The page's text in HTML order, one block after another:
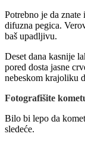
Potrebno je da
difuzna pegica.
baš upadljivu.
Deset dana kasnije
pored dosta jasne
nebeskom krajoliku
Fotografišite
Bilo bi lepo da
sledeće.